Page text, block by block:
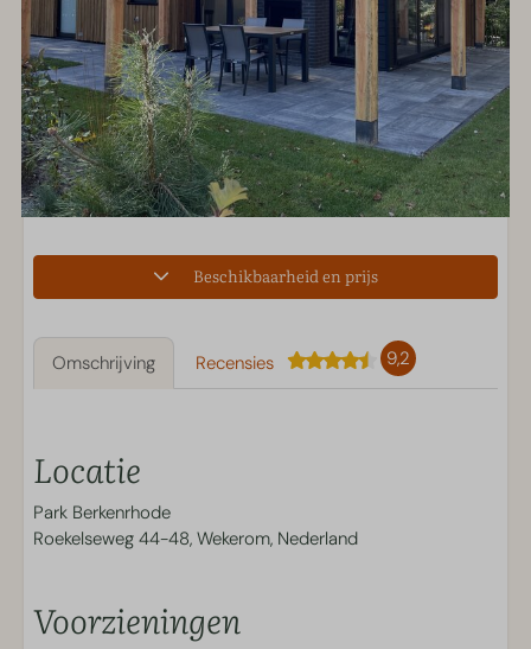
Beschikbaarheid en prijs
Omschrijving Recensies 9,2
Locatie
Park Berkenrhode
Roekelseweg 44-48, Wekerom, Nederland
Voorzieningen